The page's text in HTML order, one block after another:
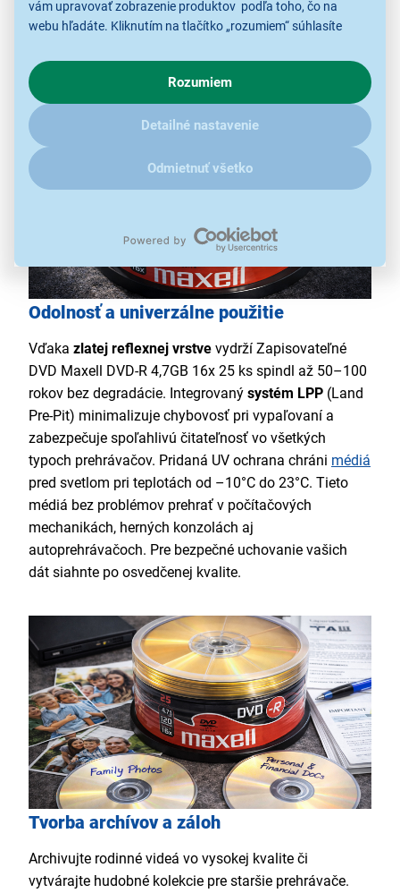
vám upravovať zobrazenie produktov podľa toho, čo na
webu hľadáte. Kliknutím na tlačítko „rozumiem“ súhlasíte
o chovaní na webe pre zobrazovaní cielených reklám.
V prípade že vás zaujímajú detaily, ako u nás s cookies a
ďalšími údaji pracujeme, kliknitesem.
Rozumiem
Detailné nastavenie
Odmietnuť všetko
balenie 25 ks
výrobca Maxell
Odolnosť a univerzálne použitie
Vďaka zlatej reflexnej vrstve vydrží Zapisovateľné
DVD Maxell DVD-R 4,7GB 16x 25 ks spindl až 50–100
rokov bez degradácie. Integrovaný systém LPP (Land
Pre-Pit) minimalizuje chybovosť pri vypaľovaní a
zabezpečuje spoľahlivú čitateľnosť vo všetkých
typoch prehrávačov. Pridaná UV ochrana chráni médiá
pred svetlom pri teplotách od –10°C do 23°C. Tieto
médiá bez problémov prehrať v počítačových
mechanikách, herných konzolách aj
autoprehrávačoch. Pre bezpečné uchovanie vašich
dát siahnte po osvedčenej kvalite.
Tvorba archívov a záloh
Archivujte rodinné videá vo vysokej kvalite či
vytvárajte hudobné kolekcie pre staršie prehrávače.